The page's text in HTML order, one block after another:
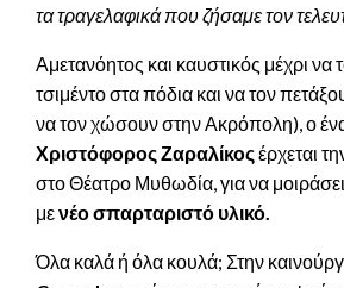
τα τραγελαφικά που ζήσαμε τον
Αμετανόητος και καυστικός μέχρι να
τσιμέντο στα πόδια και να τον
να τον χώσουν στην Ακρόπολη), ο
Χριστόφορος Ζαραλίκοςέρχεται
στο Θέατρο Μυθωδία, για να
μενέο σπαρταριστό υλικό.
Όλα καλά ή όλα κουλά; Στην